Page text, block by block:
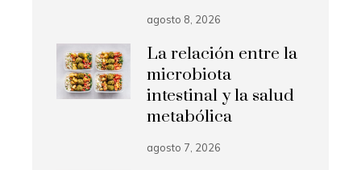
agosto 8, 2026
La relación entre la
microbiota
intestinal y la salud
metabólica
agosto 7, 2026